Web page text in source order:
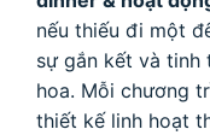
nếu thiếu đi một
sự gắn kết và tinh
hoa. Mỗi chương
thiết kế linh hoạt